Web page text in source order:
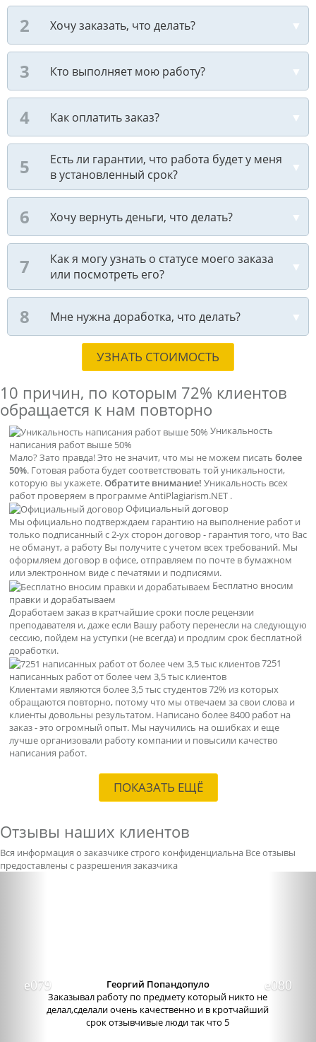
Хочу заказать, что делать?
Кто выполняет мою работу?
Как оплатить заказ?
Есть ли гарантии, что работа будет у меня
в установленный срок?
Хочу вернуть деньги, что делать?
Как я могу узнать о статусе моего заказа
или посмотреть его?
Мне нужна доработка, что делать?
УЗНАТЬ СТОИМОСТЬ
10 причин, по которым 72% клиентов
обращается к нам повторно
Уникальность
написания работ выше 50%
Мало? Зато правда! Это не значит, что мы не можем писать более
50%. Готовая работа будет соответствовать той уникальности,
которую вы укажете.Обратите внимание! Уникальность всех
работ проверяем в программе AntiPlagiarism.NET .
Официальный договор
Мы официально подтверждаем гарантию на выполнение работ и
только подписанный с 2-ух сторон договор - гарантия того, что Вас
не обманут, а работу Вы получите с учетом всех требований. Мы
оформляем договор в офисе, отправляем по почте в бумажном
или электронном виде с печатями и подписями.
Бесплатно вносим
правки и дорабатываем
Доработаем заказ в кратчайшие сроки после рецензии
преподавателя и, даже если Вашу работу перенесли на следующую
сессию, пойдем на уступки (не всегда) и продлим срок бесплатной
доработки.
7251
написанных работ от более чем 3,5 тыс клиентов
Клиентами являются более 3,5 тыс студентов 72% из которых
обращаются повторно, потому что мы отвечаем за свои слова и
клиенты довольны результатом. Написано более 8400 работ на
заказ - это огромный опыт. Мы научились на ошибках и еще
лучше организовали работу компании и повысили качество
написания работ.
ПОКАЗАТЬ ЕЩЁ
Отзывы наших клиентов
Вся информация о заказчике строго конфиденциальна Все отзывы
предоставлены с разрешения заказчика
Отличный сервис, очень приятные
администраторы. Связь очень хорошо налажена,
поэтому можно узнавать новости о написании
работы. Сама...